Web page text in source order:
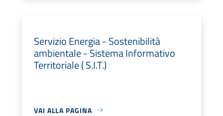
Servizio Energia - Sostenibilità
ambientale - Sistema Informativo
Territoriale ( S.I.T.)
VAI ALLA PAGINA